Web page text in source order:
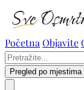
Početna Objavite
Pregled po mjestima